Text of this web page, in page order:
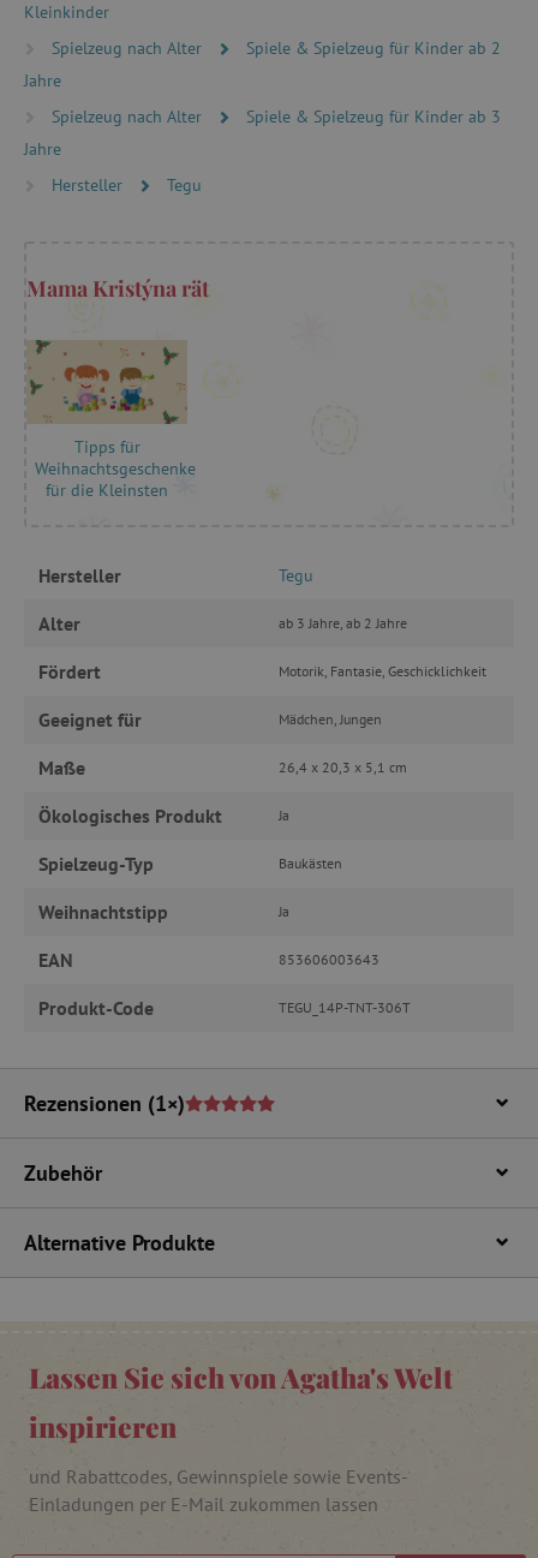
Kleinkinder
Spielzeug nach Alter
Spiele & Spielzeug für Kinder ab 2
Jahre
Spielzeug nach Alter
Spiele & Spielzeug für Kinder ab 3
Jahre
Hersteller
Tegu
Mama Kristýna rät
Tipps für
Weihnachtsgeschenke
für die Kleinsten
Hersteller Tegu
Alter ab 3 Jahre, ab 2 Jahre
Fördert Motorik, Fantasie, Geschicklichkeit
Geeignet für Mädchen, Jungen
Maße 26,4 x 20,3 x 5,1 cm
Ökologisches Produkt Ja
Spielzeug-Typ Baukästen
Weihnachtstipp Ja
EAN 853606003643
Produkt-Code TEGU_14P-TNT-306T
Rezensionen (1×)
Zubehör
Alternative Produkte
Lassen Sie sich von Agatha's Welt
inspirieren
und Rabattcodes, Gewinnspiele sowie Events-
Einladungen per E-Mail zukommen lassen
Targeting
Unbedingt erforderliche Cookies ermöglichen
wesentliche Kernfunktionen der Website wie die
Benutzeranmeldung und die Kontoverwaltung.
Ohne die unbedingt erforderlichen Cookies
kann die Website nicht ordnungsgemäß
Name
Cloudflare Inc.
Pinterest Inc.
product_filter_remember
_sp_ses.ab3e
www.agathaswelt.de
CookieScriptConsent